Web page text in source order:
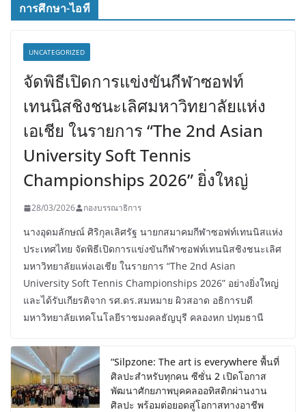
การศึกษา-ไอที
UNCATEGORIZED
จัดพิธีเปิดการแข่งขันกีฬาซอฟท์
เทนนิสชิงชนะเลิศมหาวิทยาลัยแห่ง
เอเชีย ในรายการ “The 2nd Asian
University Soft Tennis
Championships 2026” ยิ่งใหญ่
28/03/2026 กองบรรณาธิการ
นางอุดมลักษณ์ ศิริกุลเลิศรัฐ นายกสมาคมกีฬาซอฟท์เทนนิสแห่ง
ประเทศไทย จัดพิธีเปิดการแข่งขันกีฬาซอฟท์เทนนิสชิงชนะเลิศ
มหาวิทยาลัยแห่งเอเชีย ในรายการ “The 2nd Asian
University Soft Tennis Championships 2026” อย่างยิ่งใหญ่
และได้รับเกียรติจาก รศ.ดร.สมหมาย ผิวสอาด อธิการบดี
มหาวิทยาลัยเทคโนโลยีราชมงคลธัญบุรี คลองหก ปทุมธานี
“Silpzone: The art is everywhere พื้นที่
ศิลปะสำหรับทุกคน ซีซั่น 2 เปิดโอกาส
พัฒนาศักยภาพบุคคลออทิสติกผ่านงาน
ศิลปะ พร้อมต่อยอดสู่โอกาสทางอาชีพ